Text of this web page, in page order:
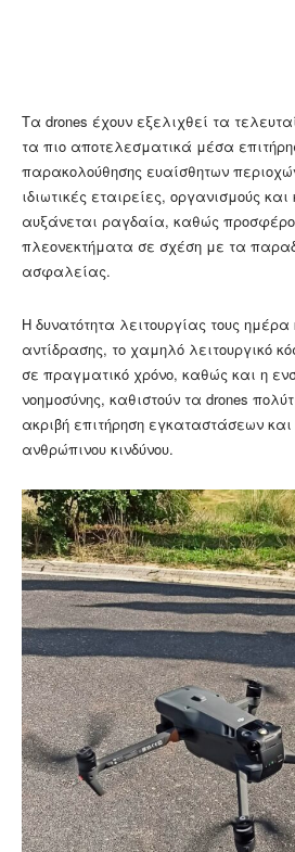
Τα drones έχουν εξελιχθεί τα
τα πιο αποτελεσματικά μέσα
παρακολούθησης ευαίσθητων
ιδιωτικές εταιρείες, οργανισμούς και
αυξάνεται ραγδαία, καθώς
πλεονεκτήματα σε σχέση με τα
ασφαλείας.
Η δυνατότητα λειτουργίας τους
αντίδρασης, το χαμηλό λειτουργικό
σε πραγματικό χρόνο, καθώς και η
νοημοσύνης, καθιστούν τα drones
ακριβή επιτήρηση εγκαταστάσεων και
ανθρώπινου κινδύνου.